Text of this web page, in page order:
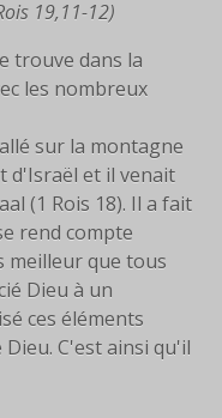
19,11-12)
trouve dans la
les nombreux
sur la montagne
d'Israël et il venait
(1 Rois 18). Il a fait
rend compte
meilleur que tous
Dieu à un
ces éléments
C'est ainsi qu'il